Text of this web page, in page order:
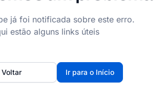
já foi notificada sobre este erro.
estão alguns links úteis
Ir para o Início
Voltar